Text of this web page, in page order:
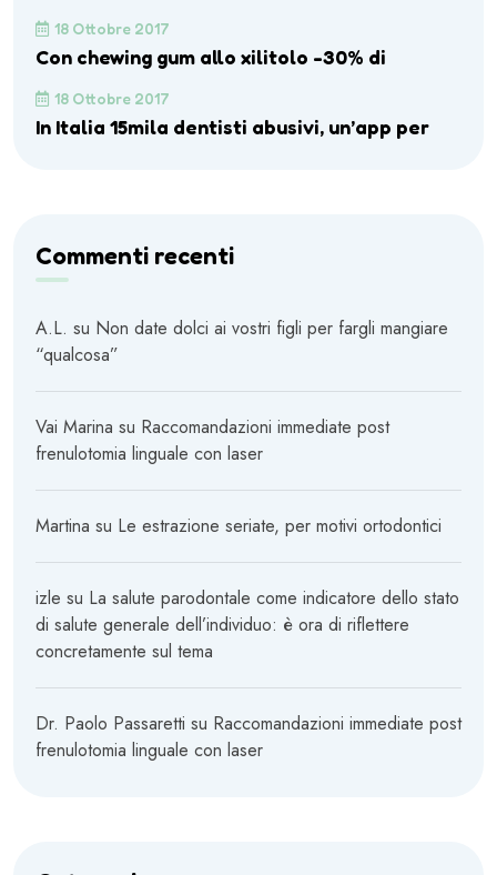
18 Ottobre 2017
Con chewing gum allo xilitolo -30% di
18 Ottobre 2017
In Italia 15mila dentisti abusivi, un’app per
Commenti recenti
A.L. su Non date dolci ai vostri figli per fargli mangiare
“qualcosa”
Vai Marina su Raccomandazioni immediate post
frenulotomia linguale con laser
Martina su Le estrazione seriate, per motivi ortodontici
izle su La salute parodontale come indicatore dello stato
di salute generale dell’individuo: è ora di riflettere
concretamente sul tema
Dr. Paolo Passaretti su Raccomandazioni immediate post
frenulotomia linguale con laser